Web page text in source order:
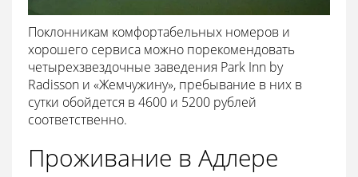
Поклонникам комфортабельных номеров и
хорошего сервиса можно порекомендовать
четырехзвездочные заведения Park Inn by
Radisson и «Жемчужину», пребывание в них в
сутки обойдется в 4600 и 5200 рублей
соответственно.
Проживание в Адлере